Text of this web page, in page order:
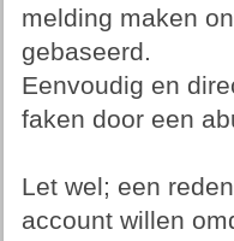
melding maken
gebaseerd.
Eenvoudig en
faken door een
Let wel; een
account willen